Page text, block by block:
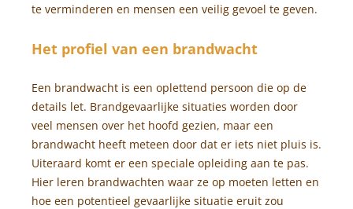
te verminderen en mensen een veilig gevoel te geven.
Het profiel van een brandwacht
Een brandwacht is een oplettend persoon die op de
details let. Brandgevaarlijke situaties worden door
veel mensen over het hoofd gezien, maar een
brandwacht heeft meteen door dat er iets niet pluis is.
Uiteraard komt er een speciale opleiding aan te pas.
Hier leren brandwachten waar ze op moeten letten en
hoe een potentieel gevaarlijke situatie eruit zou